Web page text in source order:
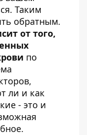
Таким
обратным.
от того,
по
ли и как
- это и